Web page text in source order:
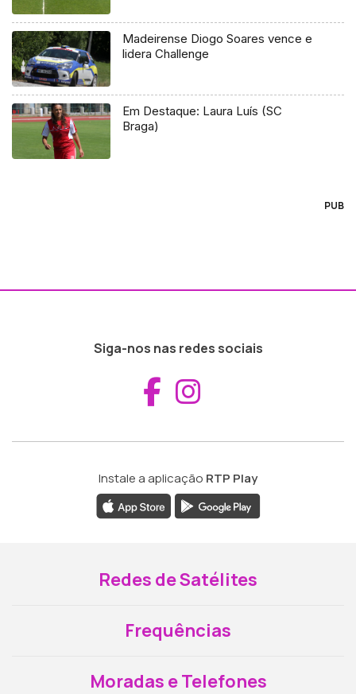
Madeirense Diogo Soares vence e
lidera Challenge
Em Destaque: Laura Luís (SC
Braga)
PUB
Siga-nos nas redes sociais
Aceder ao
Instale a aplicação RTP Play
Redes de Satélites
Frequências
Moradas e Telefones